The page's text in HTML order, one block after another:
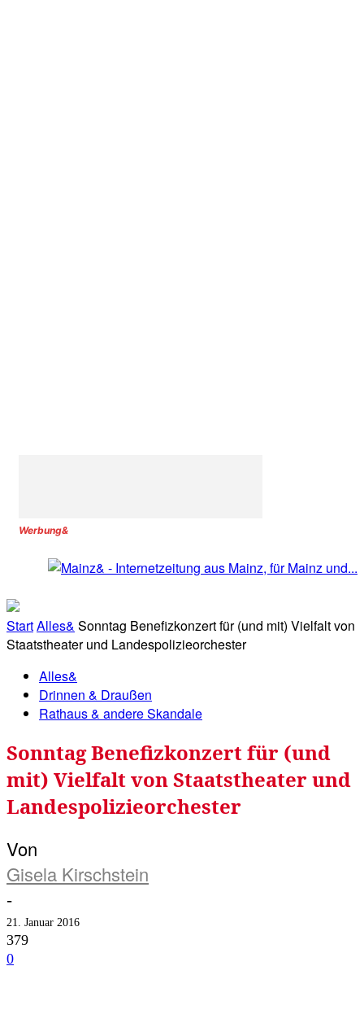
Werbung&
StartAlles& Sonntag Benefizkonzert für (und mit) Vielfalt von
Staatstheater und Landespolizieorchester
Alles&
Drinnen & Draußen
Rathaus & andere Skandale
Sonntag Benefizkonzert für (und
mit) Vielfalt von Staatstheater und
Landespolizieorchester
Von
Gisela Kirschstein
-
21. Januar 2016
379
0